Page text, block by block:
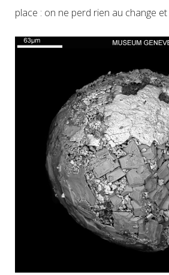
place : on ne perd rien au change